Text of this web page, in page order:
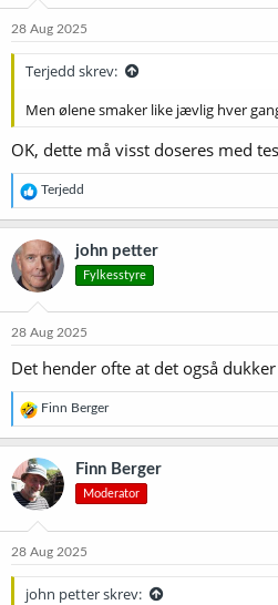
n
e
28 Aug 2025
Terjedd skrev:
Men ølene smaker like jævlig hver
OK, dette må visst doseres med
R
e
a
k
s
j
o
e
Terjedd
john petter
Fylkesstyre
28 Aug 2025
Det hender ofte at det også
R
e
a
k
s
j
o
e
Finn Berger
Finn Berger
Moderator
28 Aug 2025
john petter skrev: